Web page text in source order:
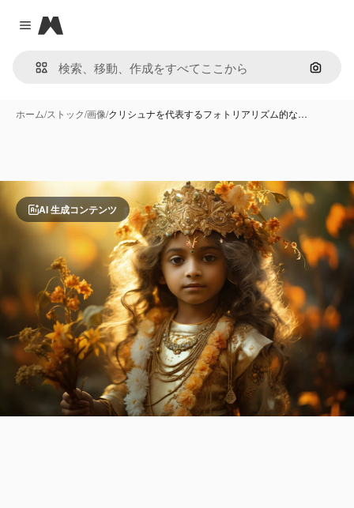
Close menu
Magnific
画像で
ホーム/ストック/画像/クリシュナを代表するフォトリアリズム的な…
AI 生成コンテンツ